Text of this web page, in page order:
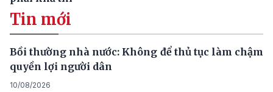
Tin mới
Bồi thường nhà nước: Không để thủ tục làm chậm
quyền lợi người dân
10/08/2026